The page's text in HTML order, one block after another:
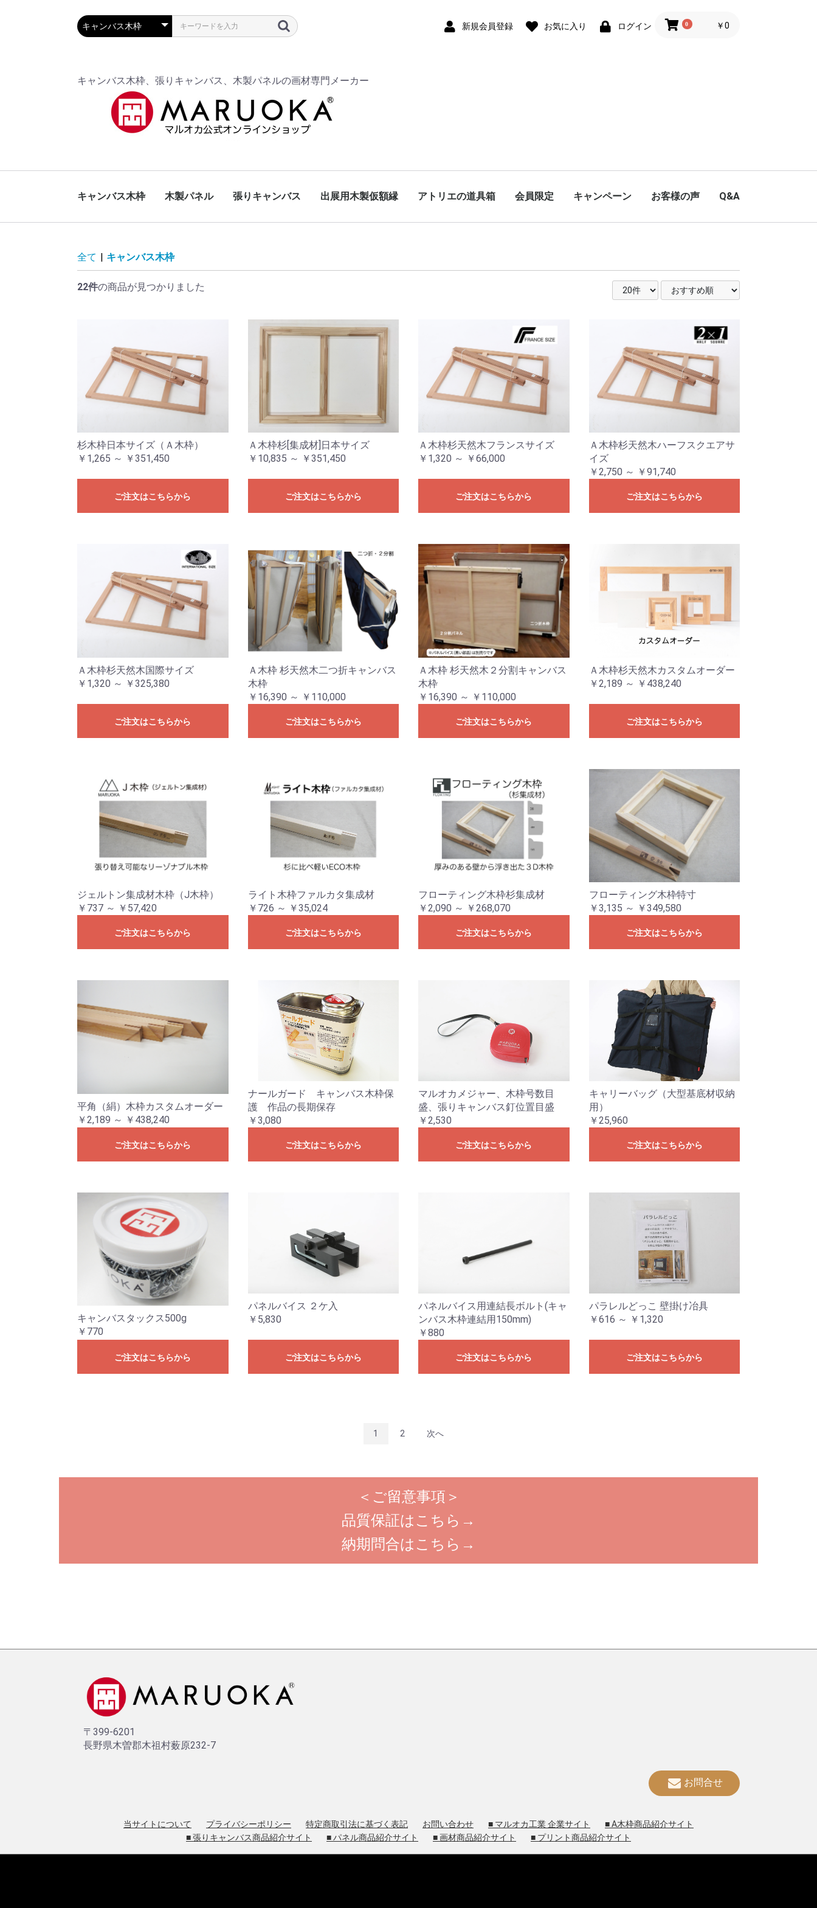
新規会員登録 お気に入り ログイン 0 ￥0
キャンバス木枠、張りキャンバス、木製パネルの画材専門メーカー
キャンバス木枠 木製パネル 張りキャンバス 出展用木製仮額縁 アトリエの道具箱 会員限定 キャンペーン お客様の声 Q&A
全て | キャンバス木枠
22件の商品が見つかりました
杉木枠日本サイズ（Ａ木枠）
￥1,265 ～ ￥351,450
ご注文はこちらから
Ａ木枠杉[集成材]日本サイズ
￥10,835 ～ ￥351,450
ご注文はこちらから
Ａ木枠杉天然木フランスサイズ
￥1,320 ～ ￥66,000
ご注文はこちらから
Ａ木枠杉天然木ハーフスクエアサ
イズ
￥2,750 ～ ￥91,740
ご注文はこちらから
Ａ木枠杉天然木国際サイズ
￥1,320 ～ ￥325,380
ご注文はこちらから
Ａ木枠 杉天然木二つ折キャンバス
木枠
￥16,390 ～ ￥110,000
ご注文はこちらから
Ａ木枠 杉天然木２分割キャンバス
木枠
￥16,390 ～ ￥110,000
ご注文はこちらから
Ａ木枠杉天然木カスタムオーダー
￥2,189 ～ ￥438,240
ご注文はこちらから
ジェルトン集成材木枠（J木枠）
￥737 ～ ￥57,420
ご注文はこちらから
ライト木枠ファルカタ集成材
￥726 ～ ￥35,024
ご注文はこちらから
フローティング木枠杉集成材
￥2,090 ～ ￥268,070
ご注文はこちらから
フローティング木枠特寸
￥3,135 ～ ￥349,580
ご注文はこちらから
平角（絹）木枠カスタムオーダー
￥2,189 ～ ￥438,240
ご注文はこちらから
ナールガード キャンバス木枠保
護 作品の長期保存
￥3,080
ご注文はこちらから
マルオカメジャー、木枠号数目
盛、張りキャンバス釘位置目盛
￥2,530
ご注文はこちらから
キャリーバッグ（大型基底材収納
用）
￥25,960
ご注文はこちらから
キャンバスタックス500g
￥770
ご注文はこちらから
パネルバイス ２ケ入
￥5,830
ご注文はこちらから
パネルバイス用連結長ボルト(キャ
ンバス木枠連結用150mm)
￥880
ご注文はこちらから
パラレルどっこ 壁掛け冶具
￥616 ～ ￥1,320
ご注文はこちらから
1 2 次へ
＜ご留意事項＞
品質保証はこちら→
納期問合はこちら→
〒399-6201
長野県木曽郡木祖村薮原232-7
お問合せ
当サイトについて プライバシーポリシー 特定商取引法に基づく表記 お問い合わせ ■ マルオカ工業 企業サイト
■ A木枠商品紹介サイト
■ 張りキャンバス商品紹介サイト
■ パネル商品紹介サイト ■ 画材商品紹介サイト ■ プリント商品紹介サイト